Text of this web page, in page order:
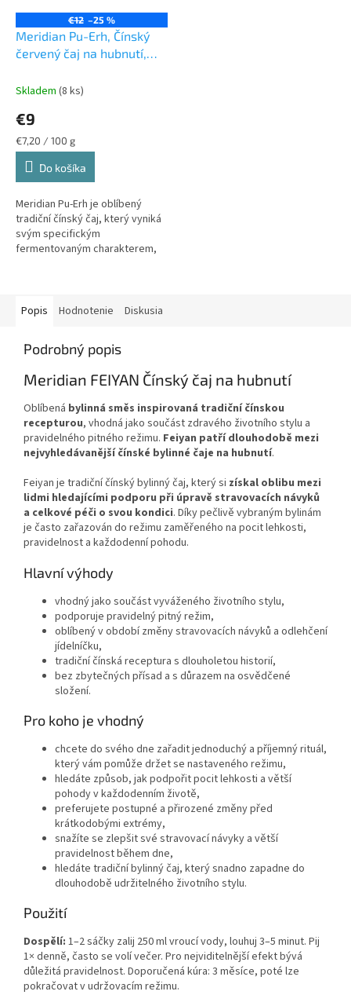
€12 –25 %
Meridian Pu-Erh, Čínský
červený čaj na hubnutí,
Skladem (8 ks)
€9
Jednotková
cena:
€7,20 / 100 g
Do košíka
Meridian Pu-Erh je oblíbený
tradiční čínský čaj, který vyniká
svým specifickým
fermentovaným charakterem,
Popis
Hodnotenie Diskusia
Podrobný popis
Meridian FEIYAN Čínský čaj na hubnutí
Oblíbená bylinná směs inspirovaná tradiční čínskou
recepturou, vhodná jako součást zdravého životního stylu a
pravidelného pitného režimu. Feiyan patří dlouhodobě mezi
nejvyhledávanější čínské bylinné čaje na hubnutí.
Feiyan je tradiční čínský bylinný čaj, který si získal oblibu mezi
lidmi hledajícími podporu při úpravě stravovacích návyků
a celkové péči o svou kondici. Díky pečlivě vybraným bylinám
je často zařazován do režimu zaměřeného na pocit lehkosti,
pravidelnost a každodenní pohodu.
Hlavní výhody
vhodný jako součást vyváženého životního stylu,
podporuje pravidelný pitný režim,
oblíbený v období změny stravovacích návyků a odlehčení
jídelníčku,
tradiční čínská receptura s dlouholetou historií,
bez zbytečných přísad a s důrazem na osvědčené
složení.
Pro koho je vhodný
chcete do svého dne zařadit jednoduchý a příjemný rituál,
který vám pomůže držet se nastaveného režimu,
hledáte způsob, jak podpořit pocit lehkosti a větší
pohody v každodenním životě,
preferujete postupné a přirozené změny před
krátkodobými extrémy,
snažíte se zlepšit své stravovací návyky a větší
pravidelnost během dne,
hledáte tradiční bylinný čaj, který snadno zapadne do
dlouhodobě udržitelného životního stylu.
Použití
Dospělí: 1–2 sáčky zalij 250 ml vroucí vody, louhuj 3–5 minut. Pij
1× denně, často se volí večer. Pro nejviditelnější efekt bývá
důležitá pravidelnost. Doporučená kúra: 3 měsíce, poté lze
pokračovat v udržovacím režimu.